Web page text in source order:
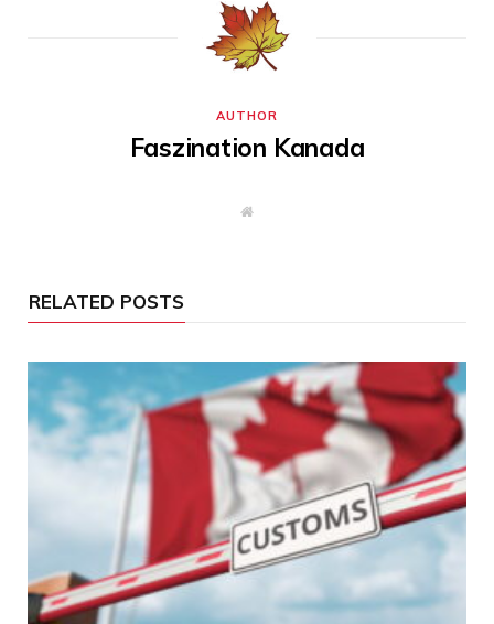
AUTHOR
Faszination Kanada
W
RELATED POSTS